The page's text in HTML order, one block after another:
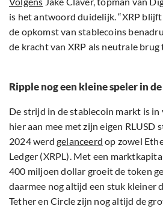
is het antwoord duidelijk. “XRP blijft
de opkomst van stablecoins
de kracht van XRP als neutrale brug
Ripple nog een kleine speler in
De strijd in de stablecoin markt is in
hier aan mee met zijn eigen RLUSD
2024 werd gelanceerd op zowel
Ledger (XRPL). Met een
400 miljoen dollar groeit de token
daarmee nog altijd een stuk kleiner
Tether en Circle zijn nog altijd de